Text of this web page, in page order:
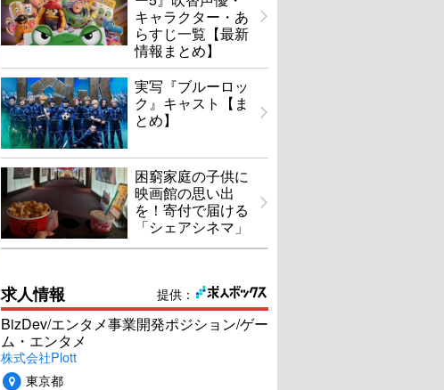
キャラクター・あ
らすじ一覧【最新
情報まとめ】
実写『ブルーロッ
ク』キャスト【ま
とめ】
困窮家庭の子供に
映画館の思い出
を！寄付で届ける
「シェアシネマ」
提供：
求人情報
BizDev/エンタメ事業開発ポジション/ゲー
ム・エンタメ
株式会社Plott
東京都